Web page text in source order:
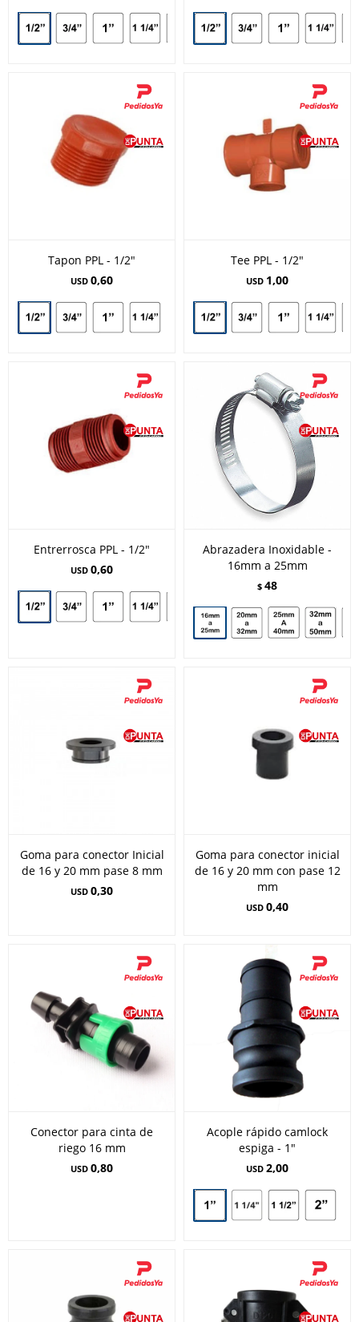
Tapon PPL - 1/2"
USD 0,60
Tee PPL - 1/2"
USD 1,00
Entrerrosca PPL - 1/2"
USD 0,60
Abrazadera Inoxidable -
16mm a 25mm
$ 48
Goma para conector Inicial
de 16 y 20 mm pase 8 mm
USD 0,30
Goma para conector inicial
de 16 y 20 mm con pase 12
mm
USD 0,40
Conector para cinta de
riego 16 mm
USD 0,80
Acople rápido camlock
espiga - 1"
USD 2,00